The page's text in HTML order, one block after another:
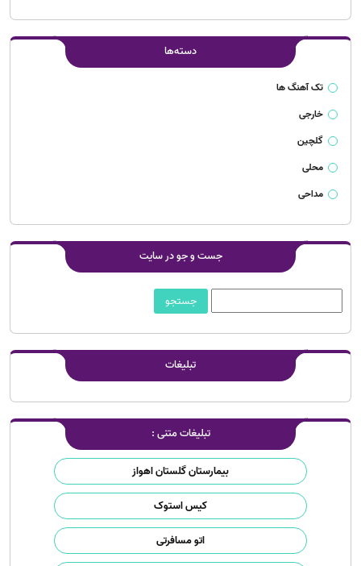
دسته‌ها
تک آهنگ ها
خارجی
گلچین
محلی
مداحی
جست و جو در سایت
تبلیغات
تبلیغات متنی :
بیمارستان گلستان اهواز
کیس استوک
اتو مسافرتی